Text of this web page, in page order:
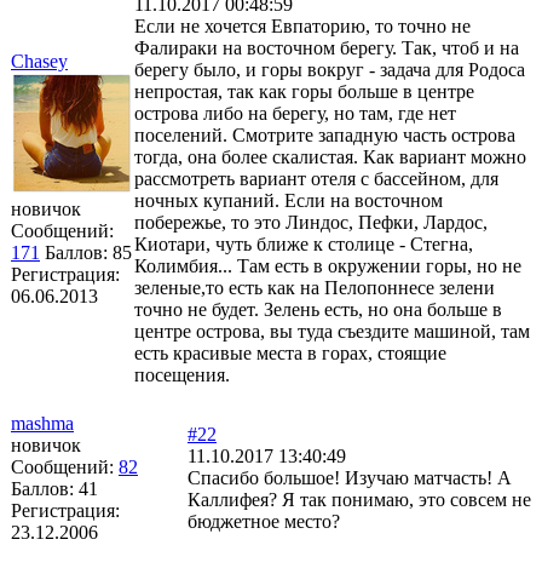
Chasey
новичок
Сообщений:
171 Баллов: 85
Регистрация:
06.06.2013
Если не хочется Евпаторию, то точно не
Фалираки на восточном берегу. Так, чтоб и на
берегу было, и горы вокруг - задача для Родоса
непростая, так как горы больше в центре
острова либо на берегу, но там, где нет
поселений. Смотрите западную часть острова
тогда, она более скалистая. Как вариант можно
рассмотреть вариант отеля с бассейном, для
ночных купаний. Если на восточном
побережье, то это Линдос, Пефки, Лардос,
Киотари, чуть ближе к столице - Стегна,
Колимбия... Там есть в окружении горы, но не
зеленые,то есть как на Пелопоннесе зелени
точно не будет. Зелень есть, но она больше в
центре острова, вы туда съездите машиной, там
есть красивые места в горах, стоящие
посещения.
mashma
новичок
Сообщений: 82
Баллов: 41
Регистрация:
23.12.2006
#22
11.10.2017 13:40:49
Спасибо большое! Изучаю матчасть! А
Каллифея? Я так понимаю, это совсем не
бюджетное место?